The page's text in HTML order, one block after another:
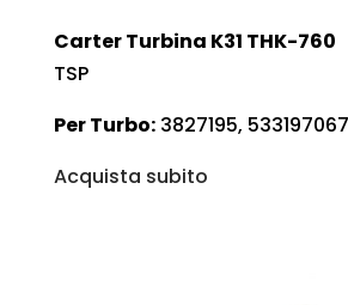
Carter Turbina K31 THK-760
TSP
Per Turbo:3827195,
Acquista subito